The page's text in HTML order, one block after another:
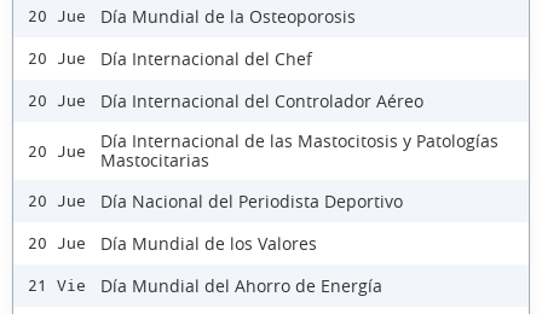
20 Jue Día Mundial de la Osteoporosis
20 Jue Día Internacional del Chef
20 Jue Día Internacional del Controlador Aéreo
20 Jue
Día Internacional de las Mastocitosis y Patologías
Mastocitarias
20 Jue Día Nacional del Periodista Deportivo
20 Jue Día Mundial de los Valores
21 Vie Día Mundial del Ahorro de Energía